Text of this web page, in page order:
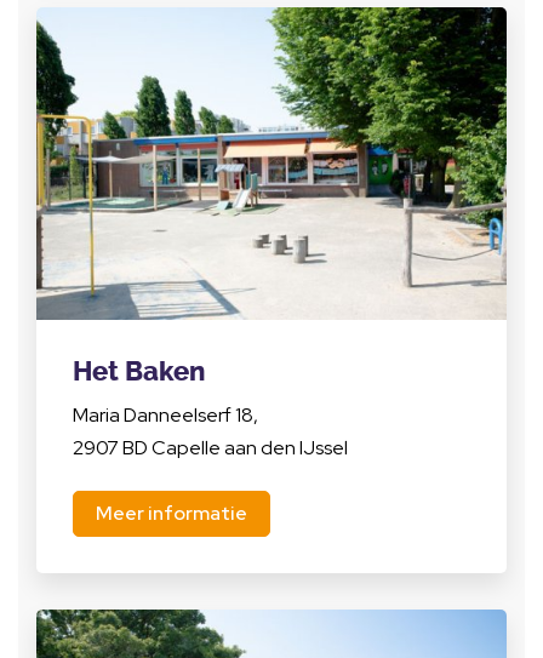
Het Baken
Maria Danneelserf 18,
2907 BD Capelle aan den IJssel
Meer informatie